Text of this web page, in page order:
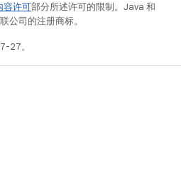
容许可部分所述许可的限制。Java 和
公司的注册商标。
27。